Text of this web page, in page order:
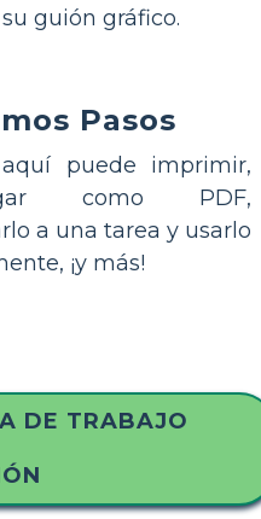
guión gráfico.
Pasos
puede imprimir,
como PDF,
a una tarea y usarlo
¡y más!
DE TRABAJO